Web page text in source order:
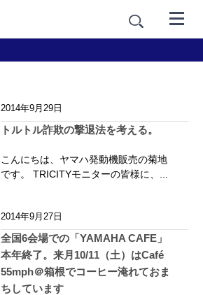
2014年9月29日
トルトル詐欺の撃退法を考える。
こんにちは、ヤマハ発動機販売の菊地
です。 TRICITYモニターの皆様に、...
2014年9月27日
全国6会場での「YAMAHA CAFE」
本年終了。来月10/11（土）はCafé
55mph＠箱根でコーヒー淹れておま
ちしています